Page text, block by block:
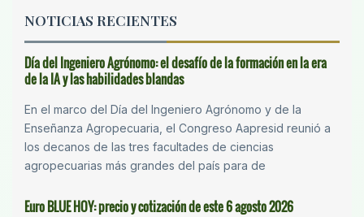
NOTICIAS RECIENTES
Día del Ingeniero Agrónomo: el desafío de la formación en la era
de la IA y las habilidades blandas
En el marco del Día del Ingeniero Agrónomo y de la
Enseñanza Agropecuaria, el Congreso Aapresid reunió a
los decanos de las tres facultades de ciencias
agropecuarias más grandes del país para de
Euro BLUE HOY: precio y cotización de este 6 agosto 2026